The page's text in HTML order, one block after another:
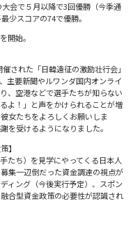
会で５月以降で3回優勝（今季通
少スコアの74で優勝。
開始。
された「日韓遠征の激励壮行会」
主要新聞やルワンダ国内オンライ
、空港などで選手たちが知らない
よ！」と声をかけられることが増
女たちをよろしくお願いしま
を受けるようになりました。
】
たち）を見学にやってくる日本人
集一辺倒だった資金調達の視点が
ィング（今後実行予定）、スポン
合型資金政策の必要性が認識され